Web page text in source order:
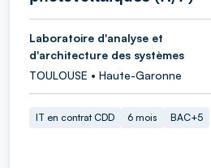
Laboratoire d'analyse et
d'architecture des systèmes
TOULOUSE • Haute-Garonne
IT en contrat CDD 6 mois BAC+5